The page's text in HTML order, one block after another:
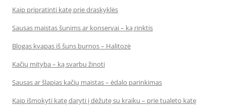
Kaip pripratinti katę prie draskyklės
Sausas maistas šunims ar konservai – ką rinktis
Blogas kvapas iš šuns burnos – Halitozė
Kačių mityba – ką svarbu žinoti
Sausas ar šlapias kačių maistas – ėdalo parinkimas
Kaip išmokyti katę daryti į dėžutę su kraiku – prie tualeto katę